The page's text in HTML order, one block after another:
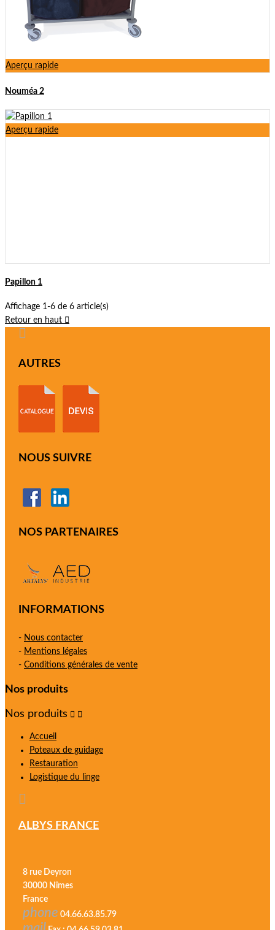
Aperçu rapide
Nouméa 2
Aperçu rapide
Papillon 1
Affichage 1-6 de 6 article(s)
Retour en haut 

AUTRES
NOUS SUIVRE
NOS PARTENAIRES
INFORMATIONS
- Nous contacter
- Mentions légales
- Conditions générales de vente
Nos produits
Nos produits  
Accueil
Poteaux de guidage
Restauration
Logistique du linge
ALBYS FRANCE
8 rue Deyron
30000 Nîmes
France
phone 04.66.63.85.79